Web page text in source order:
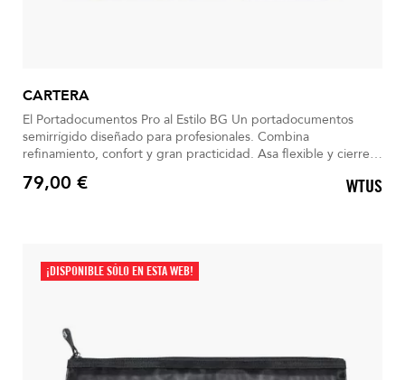
CARTERA
El Portadocumentos Pro al Estilo BG Un portadocumentos
semirrígido diseñado para profesionales. Combina
refinamiento, confort y gran practicidad. Asa flexible y cierre
caída integrados. Diseño negro elegante con logo BG en
Precio
79,00 € WTUS
¡DISPONIBLE SÓLO EN ESTA WEB!